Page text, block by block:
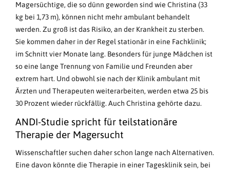
Magersüchtige, die so dünn geworden sind wie Christina (33
kg bei 1,73 m), können nicht mehr ambulant behandelt
werden. Zu groß ist das Risiko, an der Krankheit zu sterben.
Sie kommen daher in der Regel stationär in eine Fachklinik;
im Schnitt vier Monate lang. Besonders für junge Mädchen ist
so eine lange Trennung von Familie und Freunden aber
extrem hart. Und obwohl sie nach der Klinik ambulant mit
Ärzten und Therapeuten weiterarbeiten, werden etwa 25 bis
30 Prozent wieder rückfällig. Auch Christina gehörte dazu.
ANDI-Studie spricht für teilstationäre
Therapie der Magersucht
Wissenschaftler suchen daher schon lange nach Alternativen.
Eine davon könnte die Therapie in einer Tagesklinik sein, bei